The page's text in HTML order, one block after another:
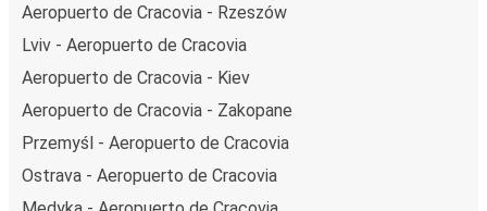
Aeropuerto de Cracovia - Rzeszów
Lviv - Aeropuerto de Cracovia
Aeropuerto de Cracovia - Kiev
Aeropuerto de Cracovia - Zakopane
Przemyśl - Aeropuerto de Cracovia
Ostrava - Aeropuerto de Cracovia